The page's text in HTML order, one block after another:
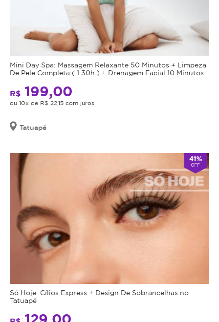
Mini Day Spa: Massagem Relaxante 50 Minutos + Limpeza
De Pele Completa ( 1:30h ) + Drenagem Facial 10 Minutos
R$ 199,00
ou 10x de R$ 22,15 com juros
Tatuapé
41%
OFF
Só Hoje: Cílios Express + Design De Sobrancelhas no
Tatuapé